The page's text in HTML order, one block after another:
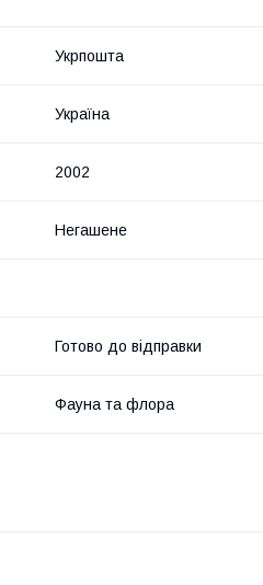
Укрпошта
Україна
2002
Негашене
Готово до відправки
Фауна та флора